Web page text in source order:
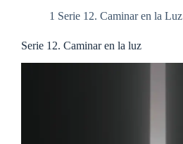
1 Serie 12. Caminar en la Luz
Serie 12. Caminar en la luz